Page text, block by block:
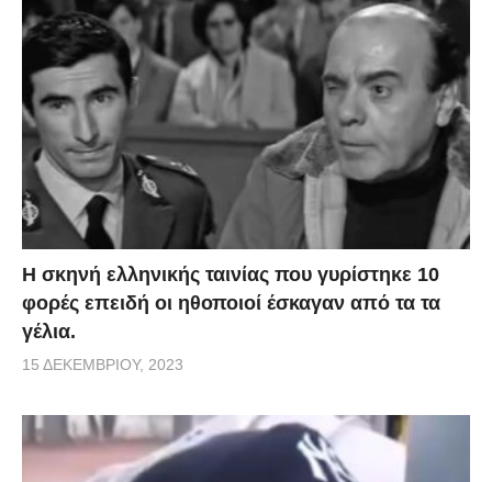
H σκηνή ελληνικής ταινίας που γυρίστηκε 10
φορές επειδή οι ηθοποιοί έσκαγαν από τα τα
γέλια.
15 ΔΕΚΕΜΒΡΊΟΥ, 2023